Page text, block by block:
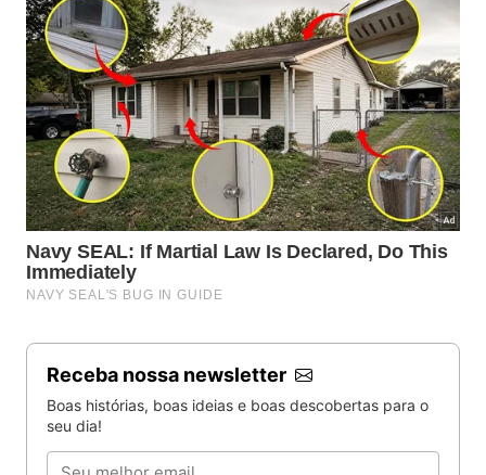
Receba nossa newsletter
Boas histórias, boas ideias e boas descobertas para o
seu dia!
Email